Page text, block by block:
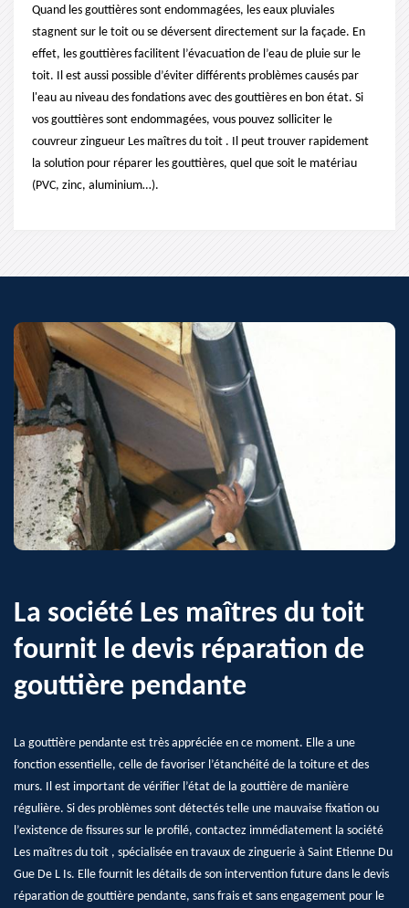
Quand les gouttières sont endommagées, les eaux pluviales
stagnent sur le toit ou se déversent directement sur la façade. En
effet, les gouttières facilitent l’évacuation de l’eau de pluie sur le
toit. Il est aussi possible d’éviter différents problèmes causés par
l'eau au niveau des fondations avec des gouttières en bon état. Si
vos gouttières sont endommagées, vous pouvez solliciter le
couvreur zingueur Les maîtres du toit . Il peut trouver rapidement
la solution pour réparer les gouttières, quel que soit le matériau
(PVC, zinc, aluminium…).
La société Les maîtres du toit
fournit le devis réparation de
gouttière pendante
La gouttière pendante est très appréciée en ce moment. Elle a une
fonction essentielle, celle de favoriser l’étanchéité de la toiture et des
murs. Il est important de vérifier l’état de la gouttière de manière
régulière. Si des problèmes sont détectés telle une mauvaise fixation ou
l’existence de fissures sur le profilé, contactez immédiatement la société
Les maîtres du toit , spécialisée en travaux de zinguerie à Saint Etienne Du
Gue De L Is. Elle fournit les détails de son intervention future dans le devis
réparation de gouttière pendante, sans frais et sans engagement pour le